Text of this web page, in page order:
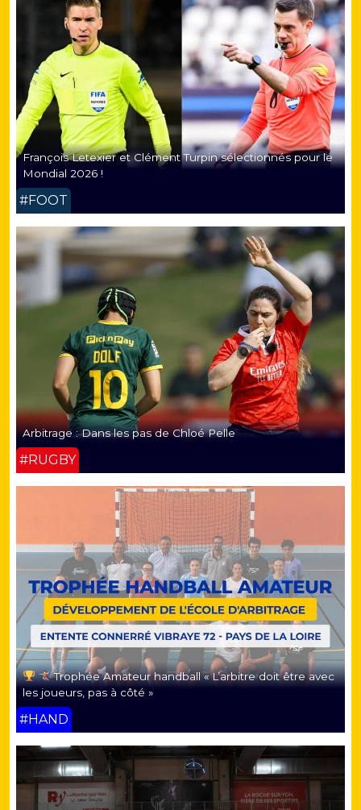
François Letexier et Clément Turpin sélectionnés pour le
Mondial 2026 !
#FOOT
Arbitrage : Dans les pas de Chloé Pelle
#RUGBY
Trophée Amateur handball « L’arbitre doit être avec
les joueurs, pas à côté »
#HAND